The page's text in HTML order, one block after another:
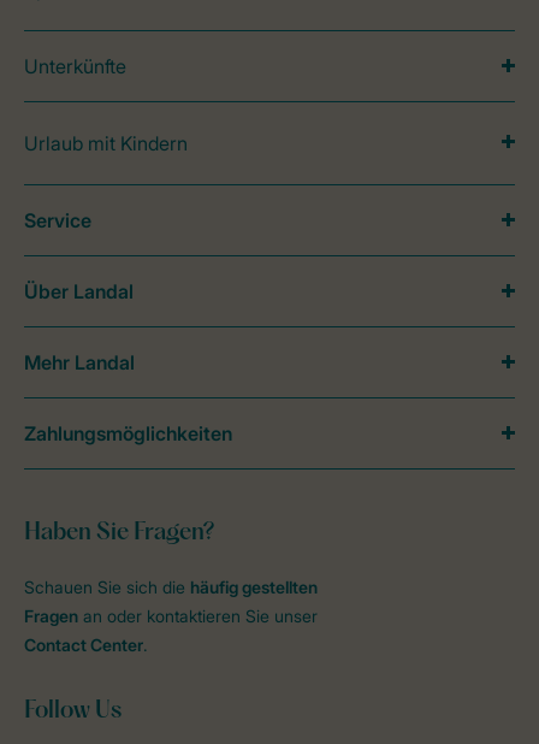
Unterkünfte
Urlaub mit Kindern
Haben Sie Fragen?
Schauen Sie sich die häufig gestellten
Fragen an oder kontaktieren Sie unser
Contact Center.
Follow Us
Service
Über Landal
Mehr Landal
Zahlungsmöglichkeiten